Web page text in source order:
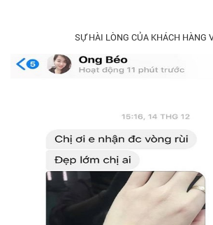
SỰ HÀI LÒNG CỦA KHÁCH HÀNG